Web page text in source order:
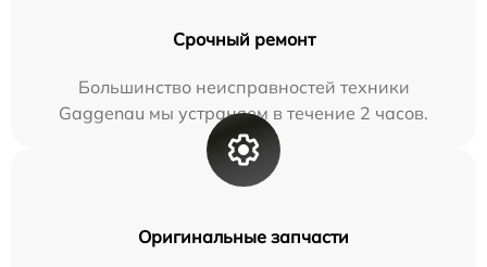
Срочный ремонт
Большинство неисправностей техники
Gaggenau мы устраняем в течение 2 часов.
Оригинальные запчасти